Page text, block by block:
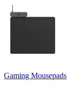
Gaming Mousepads